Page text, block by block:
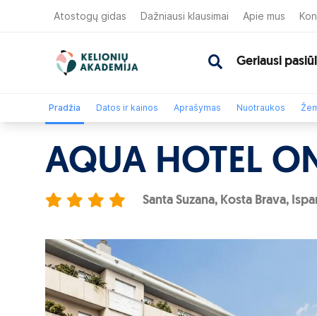
Atostogų gidas Dažniausi klausimai Apie mus
Geriausi
Pradžia Datos ir kainos Aprašymas Nuotraukos
AQUA HOTEL
Santa Suzana, Kosta Brava,